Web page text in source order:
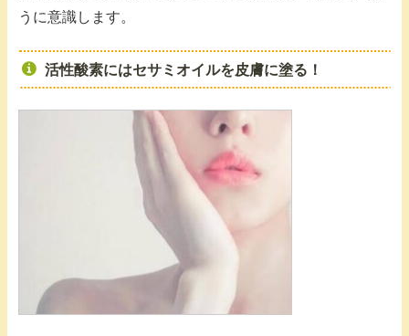
うに意識します。
活性酸素にはセサミオイルを皮膚に塗る！